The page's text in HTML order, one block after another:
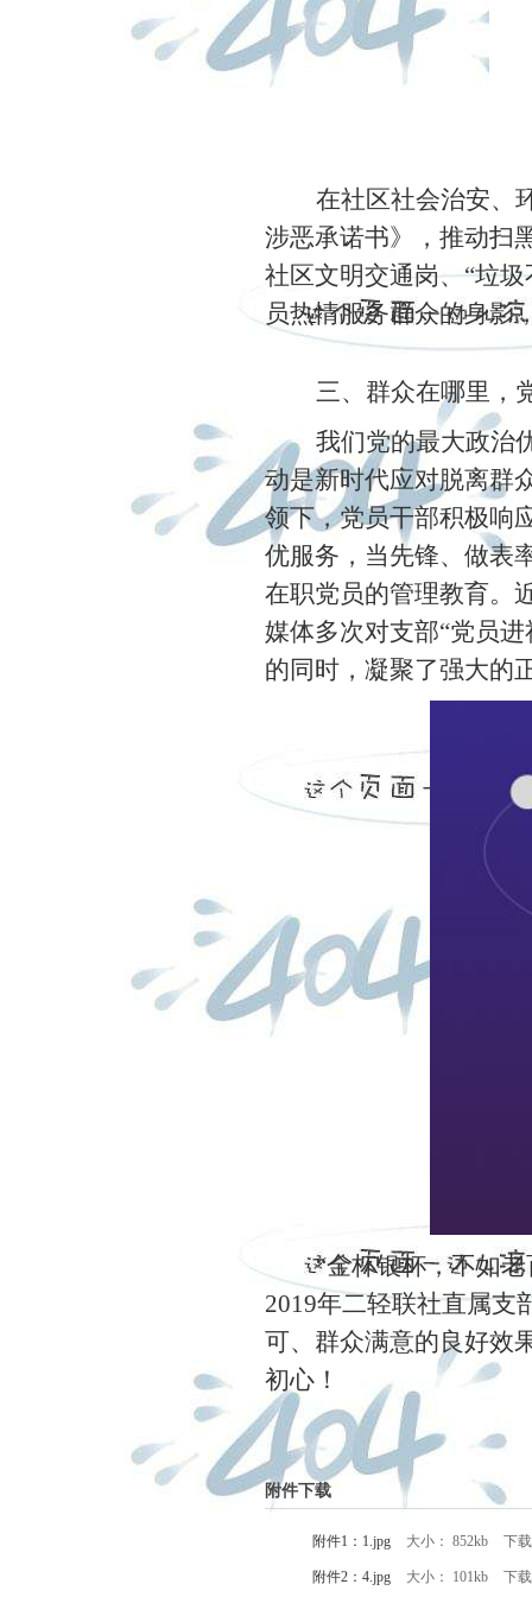
在社区社会治安、
涉恶承诺书》，推动扫
社区文明交通岗、“垃
员热情服务群众的身影
三、群众在哪里，
我们党的最大政治
动是新时代应对脱离群
领下，党员干部积极响
优服务，当先锋、做表
在职党员的管理教育。
媒体多次对支部“党员
的同时，凝聚了强大的
“金杯银杯，不如
2019年二轻联社直属支
可、群众满意的良好效
初心！
附件下载
附件1：1.jpg 大小： 852kb 下
附件2：4.jpg 大小： 101kb 下